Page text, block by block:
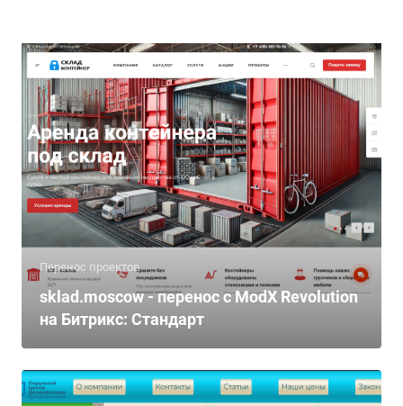
Перенос проектов
sklad.moscow - перенос с ModX Revolution
на Битрикс: Стандарт